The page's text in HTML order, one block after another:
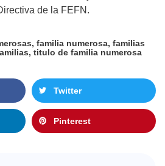
de la FEFN.
, familia numerosa, familias
, titulo de familia numerosa
Twitter
Pinterest